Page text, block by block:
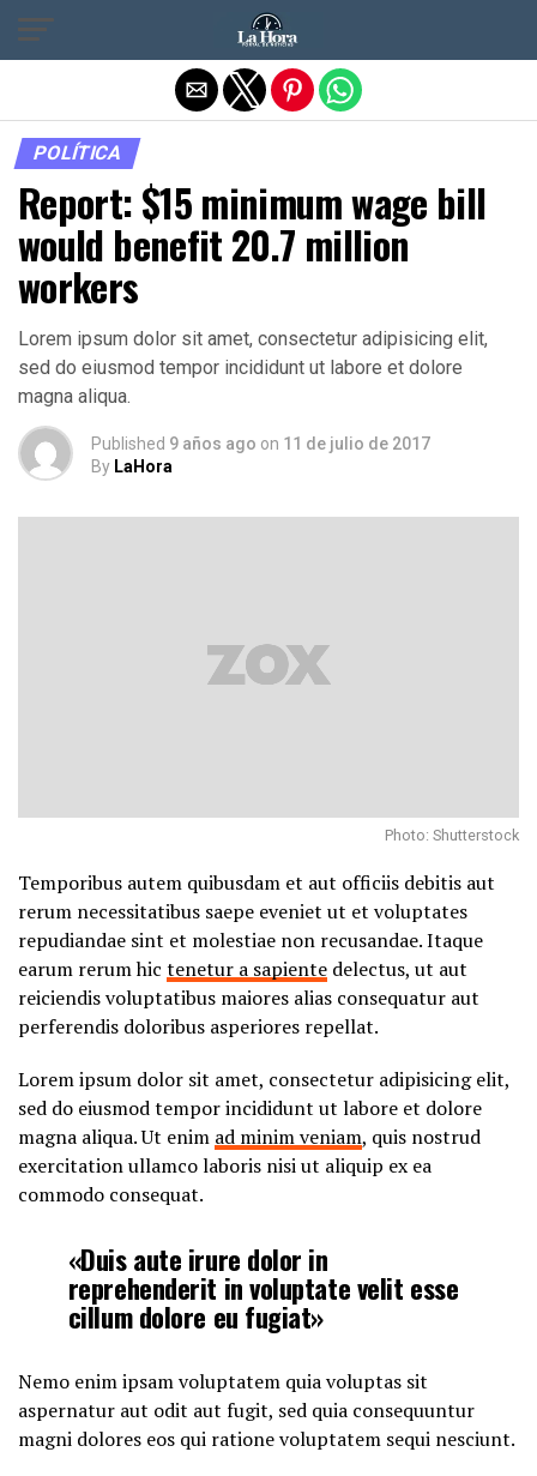
POLÍTICA
Report: $15 minimum wage bill
would benefit 20.7 million
workers
Lorem ipsum dolor sit amet, consectetur adipisicing elit,
sed do eiusmod tempor incididunt ut labore et dolore
magna aliqua.
Published 9 años ago on 11 de julio de 2017
By LaHora
Photo: Shutterstock
Temporibus autem quibusdam et aut officiis debitis aut
rerum necessitatibus saepe eveniet ut et voluptates
repudiandae sint et molestiae non recusandae. Itaque
earum rerum hic tenetur a sapiente delectus, ut aut
reiciendis voluptatibus maiores alias consequatur aut
perferendis doloribus asperiores repellat.
Lorem ipsum dolor sit amet, consectetur adipisicing elit,
sed do eiusmod tempor incididunt ut labore et dolore
magna aliqua. Ut enim ad minim veniam, quis nostrud
exercitation ullamco laboris nisi ut aliquip ex ea
commodo consequat.
«Duis aute irure dolor in
reprehenderit in voluptate velit esse
cillum dolore eu fugiat»
Nemo enim ipsam voluptatem quia voluptas sit
aspernatur aut odit aut fugit, sed quia consequuntur
magni dolores eos qui ratione voluptatem sequi nesciunt.
Salir de la versión móvil